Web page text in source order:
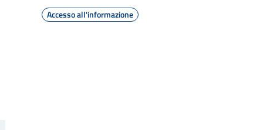
Accesso all'informazione